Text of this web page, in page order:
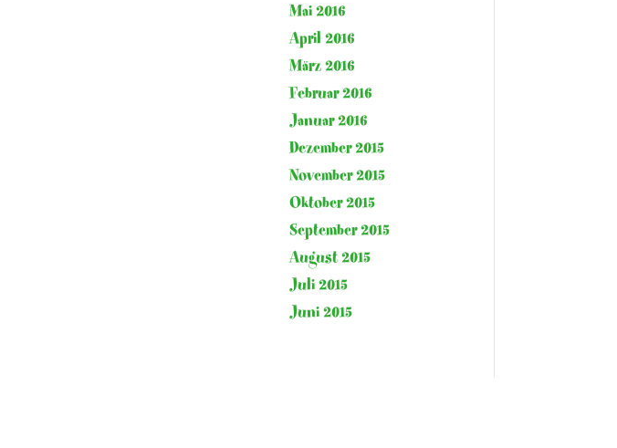
Mai 2016
April 2016
März 2016
Februar 2016
Januar 2016
Dezember 2015
November 2015
Oktober 2015
September 2015
August 2015
Juli 2015
Juni 2015